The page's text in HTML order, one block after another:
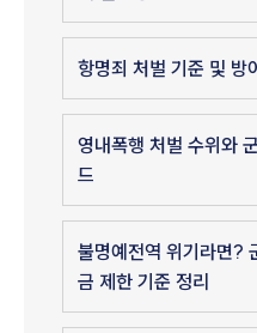
항명죄 처벌 기준 및 방
영내폭행 처벌 수위와
드
불명예전역 위기라면?
금 제한 기준 정리